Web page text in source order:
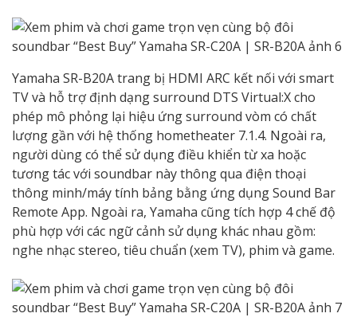
Yamaha SR-B20A trang bị HDMI ARC kết nối với smart
TV và hỗ trợ định dạng surround DTS Virtual:X cho
phép mô phỏng lại hiệu ứng surround vòm có chất
lượng gần với hệ thống hometheater 7.1.4. Ngoài ra,
người dùng có thể sử dụng điều khiển từ xa hoặc
tương tác với soundbar này thông qua điện thoại
thông minh/máy tính bảng bằng ứng dụng Sound Bar
Remote App. Ngoài ra, Yamaha cũng tích hợp 4 chế độ
phù hợp với các ngữ cảnh sử dụng khác nhau gồm:
nghe nhạc stereo, tiêu chuẩn (xem TV), phim và game.